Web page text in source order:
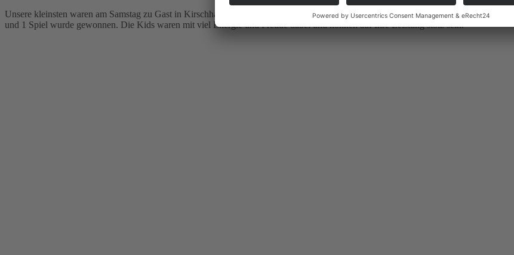
Unsere kleinsten waren am Samstag zu Gast in Kirschhausen. Allerdings nur mit einer Mannschaft bestehend aus 4 teils
und 1 Spiel wurde gewonnen. Die Kids waren mit viel Energie und Freude dabei und können auf Ihre Leistung stolz sein.